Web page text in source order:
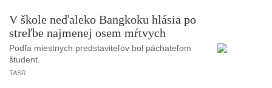
V škole neďaleko Bangkoku hlásia po
streľbe najmenej osem mŕtvych
Podľa miestnych predstaviteľov bol páchateľom
študent.
TASR